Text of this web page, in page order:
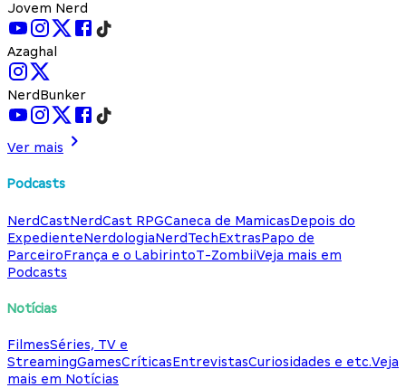
Jovem Nerd
Azaghal
NerdBunker
Ver mais
Podcasts
NerdCastNerdCast RPGCaneca de MamicasDepois do
ExpedienteNerdologiaNerdTechExtrasPapo de
ParceiroFrança e o LabirintoT-ZombiiVeja mais em
Podcasts
Notícias
FilmesSéries, TV e
StreamingGamesCríticasEntrevistasCuriosidades e etc.Veja
mais em Notícias